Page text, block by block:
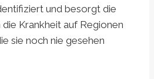
und besorgt die
Krankheit auf Regionen
sie noch nie gesehen